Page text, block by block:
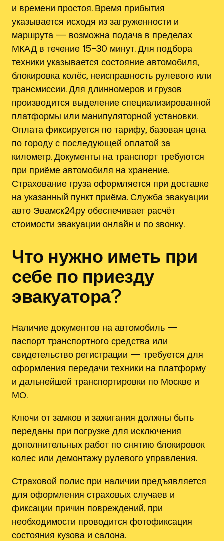
и времени простоя. Время прибытия
указывается исходя из загруженности и
маршрута — возможна подача в пределах
МКАД в течение 15–30 минут. Для подбора
техники указывается состояние автомобиля,
блокировка колёс, неисправность рулевого или
трансмиссии. Для длинномеров и грузов
производится выделение специализированной
платформы или манипуляторной установки.
Оплата фиксируется по тарифу, базовая цена
по городу с последующей оплатой за
километр. Документы на транспорт требуются
при приёме автомобиля на хранение.
Страхование груза оформляется при доставке
на указанный пункт приёма. Служба эвакуации
авто Эвамск24.ру обеспечивает расчёт
стоимости эвакуации онлайн и по звонку.
Что нужно иметь при
себе по приезду
эвакуатора?
Наличие документов на автомобиль —
паспорт транспортного средства или
свидетельство регистрации — требуется для
оформления передачи техники на платформу
и дальнейшей транспортировки по Москве и
МО.
Ключи от замков и зажигания должны быть
переданы при погрузке для исключения
дополнительных работ по снятию блокировок
колес или демонтажу рулевого управления.
Страховой полис при наличии предъявляется
для оформления страховых случаев и
фиксации причин повреждений, при
необходимости проводится фотофиксация
состояния кузова и салона.